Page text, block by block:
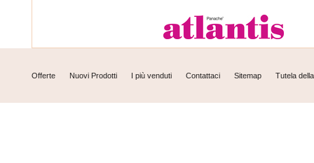
Offerte Nuovi Prodotti I più venduti Contattaci Sitemap Tutela